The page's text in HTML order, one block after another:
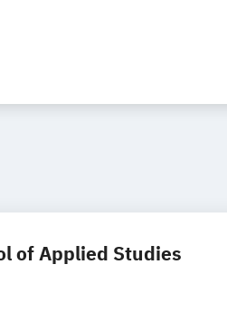
of Applied Studies